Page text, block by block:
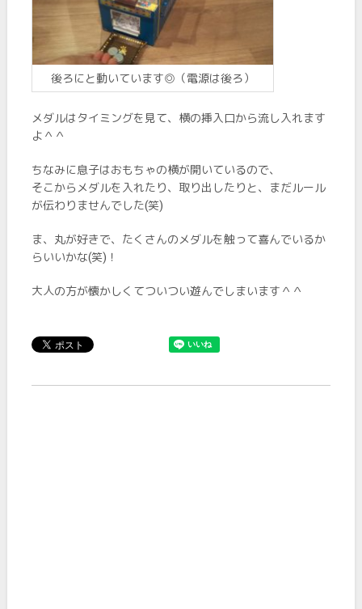
後ろにと動いています◎（電源は後ろ）
メダルはタイミングを見て、横の挿入口から流し入れます
よ＾＾
ちなみに息子はおもちゃの横が開いているので、
そこからメダルを入れたり、取り出したりと、まだルール
が伝わりませんでした(笑)
ま、丸が好きで、たくさんのメダルを触って喜んでいるか
らいいかな(笑)！
大人の方が懐かしくてついつい遊んでしまいます＾＾